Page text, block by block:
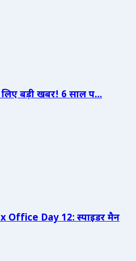
बड़ी खबर! 6 साल प...
Office Day 12: स्पाइडर मैन